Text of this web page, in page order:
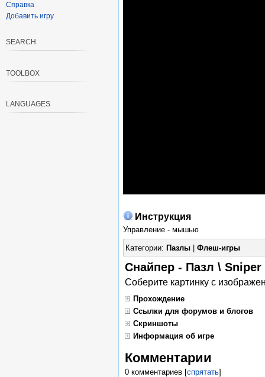
Инструкция
Управление - мышью
Категории: Пазлы| Флеш-игры
Снайпер - Пазл \
Соберите картинку с
Прохождение
Ссылки для форумов и блогов
Скриншоты
Информация об игре
Комментарии
0 комментариев[спрятать]
Справка
Добавить игру
SEARCH
TOOLBOX
LANGUAGES